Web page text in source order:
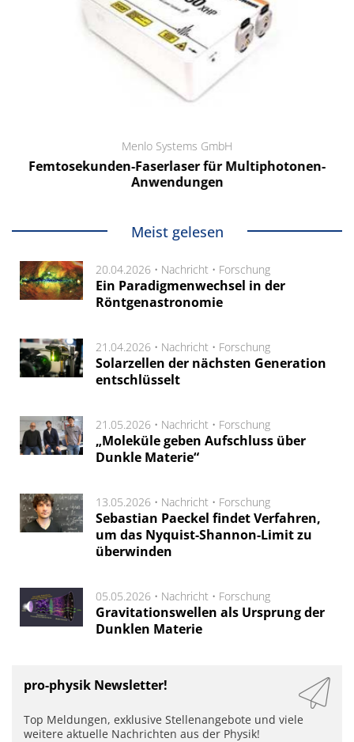
Menlo Systems GmbH
Femtosekunden-Faserlaser für Multiphotonen-
Anwendungen
Meist gelesen
20.04.2026 • Nachricht • Forschung
Ein Paradigmenwechsel in der
Röntgenastronomie
21.04.2026 • Nachricht • Forschung
Solarzellen der nächsten Generation
entschlüsselt
21.05.2026 • Nachricht • Forschung
„Moleküle geben Aufschluss über
Dunkle Materie“
13.05.2026 • Nachricht • Forschung
Sebastian Paeckel findet Verfahren,
um das Nyquist-Shannon-Limit zu
überwinden
05.05.2026 • Nachricht • Forschung
Gravitationswellen als Ursprung der
Dunklen Materie
pro-physik Newsletter!
Top Meldungen, exklusive Stellenangebote und viele
weitere aktuelle Nachrichten aus der Physik!